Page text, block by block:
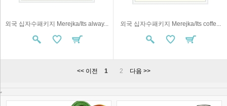
외국 십자수패키지 Merejka/Its alway... 외국 십자수패키지 Merejka/Its coffe...
<< 이전 1 2 다음 >>